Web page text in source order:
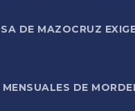
DE MAZOCRUZ
DE